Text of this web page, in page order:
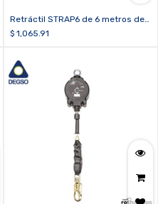
Retráctil STRAP6 de 6 metros de
cinta
$ 1,065.91